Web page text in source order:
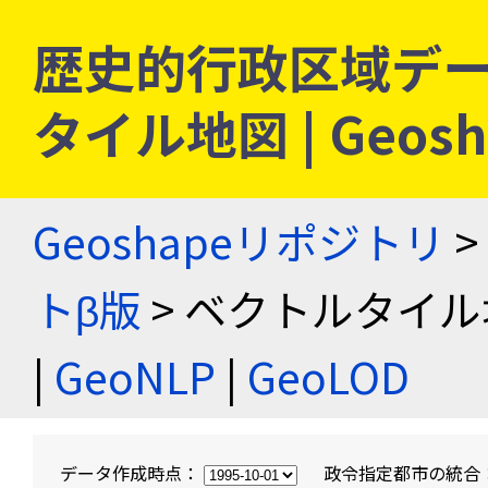
歴史的行政区域デ
タイル地図 |
Geoshapeリポジトリ >
トβ版 > ベクトルタイ
| GeoNLP | GeoLOD
データ作成時点： 政令指定都市の統